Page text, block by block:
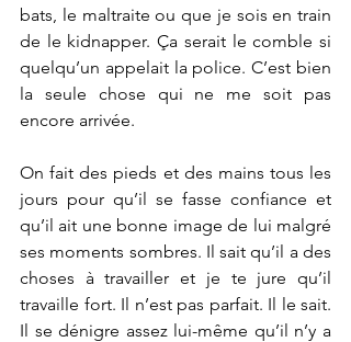
bats, le maltraite ou que je sois en train
de le kidnapper. Ça serait le comble si
quelqu’un appelait la police. C’est bien
la seule chose qui ne me soit pas
encore arrivée.
On fait des pieds et des mains tous les
jours pour qu’il se fasse confiance et
qu’il ait une bonne image de lui malgré
ses moments sombres. Il sait qu’il a des
choses à travailler et je te jure qu’il
travaille fort. Il n’est pas parfait. Il le sait.
Il se dénigre assez lui-même qu’il n’y a